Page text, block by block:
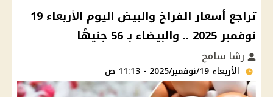
تراجع أسعار الفراخ والبيض اليوم الأربعاء 19
نوفمبر 2025 .. والبيضاء بـ 56 جنيهًا
رشا سامح
الأربعاء 19/نوفمبر/2025 - 11:13 ص